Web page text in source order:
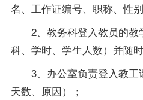
名、工作证编号、职称、性别
2、教务科登入教员的教
科、学时、学生人数）并随
3、办公室负责登入教工
天数、原因）；